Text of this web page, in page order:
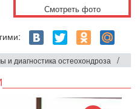
Смотреть фото
и диагностика остеохондроза /